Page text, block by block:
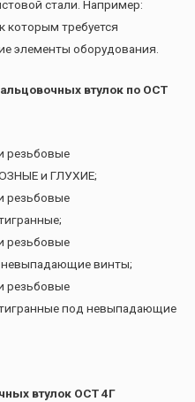
стали. Например:
которым требуется
элементы оборудования.
втулок по ОСТ
резьбовые
и ГЛУХИЕ;
резьбовые
резьбовые
винты;
резьбовые
под невыпадающие
втулок ОСТ 4Г